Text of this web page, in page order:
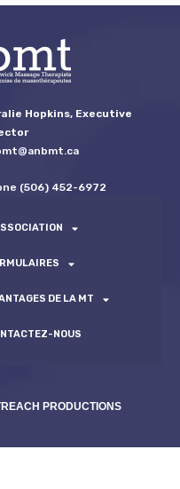
Hopkins, Executive
(506) 452-6972
DE LA MT
NOUS
PRODUCTIONS